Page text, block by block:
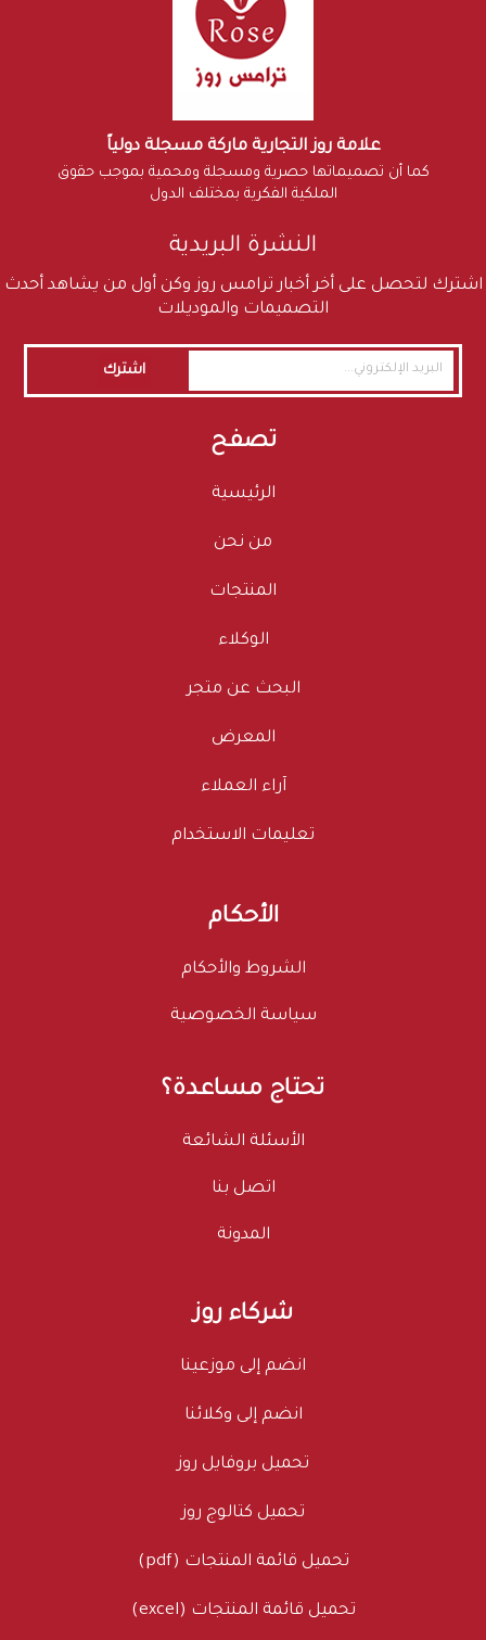
علامة روز التجارية ماركة مسجلة دولياً
كما أن تصميماتها حصرية ومسجلة ومحمية بموجب حقوق
الملكية الفكرية بمختلف الدول
النشرة البريدية
اشترك لتحصل على أخر أخبار ترامس روز وكن أول من يشاهد أحدث
التصميمات والموديلات
اشترك
تصفح
الرئيسية
من نحن
المنتجات
الوكلاء
البحث عن متجر
المعرض
آراء العملاء
تعليمات الاستخدام
الأحكام
الشروط والأحكام
سياسة الخصوصية
تحتاج مساعدة؟
الأسئلة الشائعة
اتصل بنا
المدونة
شركاء روز
انضم إلى موزعينا
انضم إلى وكلائنا
تحميل بروفايل روز
تحميل كتالوج روز
تحميل قائمة المنتجات (pdf)
تحميل قائمة المنتجات (excel)